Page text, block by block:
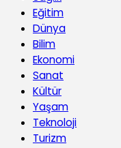
Eğitim
Dünya
Bilim
Ekonomi
Sanat
Kültür
Yaşam
Teknoloji
Turizm